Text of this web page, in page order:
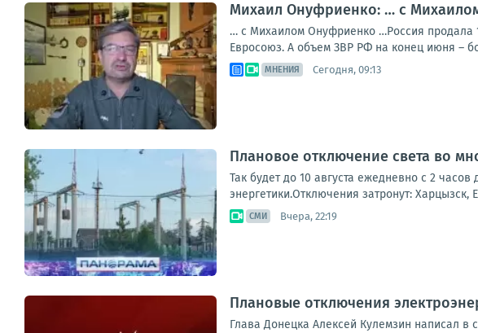
Михаил Онуфриенко: … с
… с Михаилом Онуфриенко …Россия продала
Евросоюз. А объем ЗВР РФ на конец июня –
МНЕНИЯ Сегодня, 09:13
Плановое отключение света во
Так будет до 10 августа ежедневно с 2
энергетики.Отключения затронут:
СМИ Вчера, 22:19
Плановые отключения
Глава Донецка Алексей Кулемзин написал в